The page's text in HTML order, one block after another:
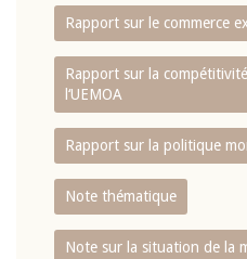
Rapport sur le commerce
Rapport sur la
l‘UEMOA
Rapport sur la politique
Note thématique
Note sur la situation de la